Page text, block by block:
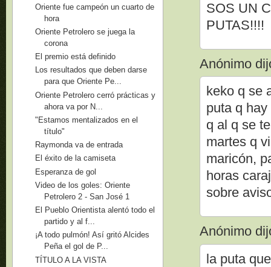
SOS UN
PUTAS!!!!
Anónimo
keko q se
puta q
q al q se
martes q
maricón,
horas
sobre
Anónimo
la puta
Oriente fue campeón un cuarto de
hora
Oriente Petrolero se juega la
corona
El premio está definido
Los resultados que deben darse
para que Oriente Pe...
Oriente Petrolero cerró prácticas y
ahora va por N...
"Estamos mentalizados en el
título"
Raymonda va de entrada
El éxito de la camiseta
Esperanza de gol
Video de los goles: Oriente
Petrolero 2 - San José 1
El Pueblo Orientista alentó todo el
partido y al f...
¡A todo pulmón! Así gritó Alcides
Peña el gol de P...
TÍTULO A LA VISTA